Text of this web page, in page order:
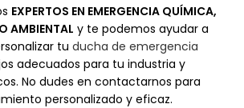
EXPERTOS EN EMERGENCIA QUÍMICA,
AMBIENTAL y te podemos ayudar a
tu ducha de emergencia
adecuados para tu industria y
No dudes en contactarnos para
personalizado y eficaz.